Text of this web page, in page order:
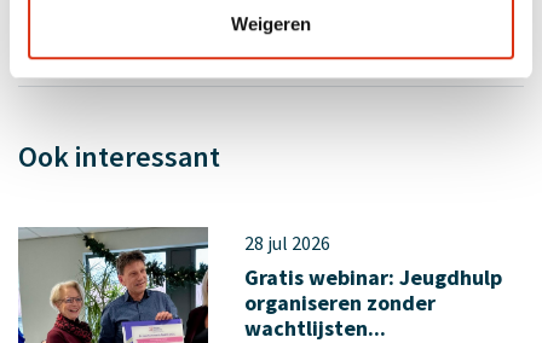
Weigeren
Ook interessant
28 jul 2026
Gratis webinar: Jeugdhulp
organiseren zonder
wachtlijsten...